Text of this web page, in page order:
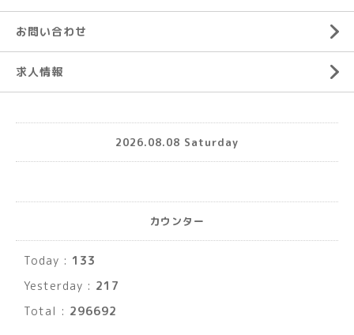
お問い合わせ
求人情報
2026.08.08 Saturday
カウンター
Today : 133
Yesterday : 217
Total : 296692